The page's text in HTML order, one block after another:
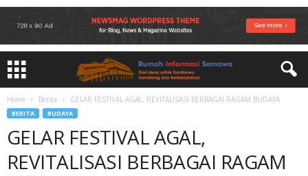
Home Berita GELAR FESTIVAL AGAL, REVITALISASI BERBAGAI RAGAM BUDAYA
BERITA BUDAYA
GELAR FESTIVAL AGAL,
REVITALISASI BERBAGAI RAGAM